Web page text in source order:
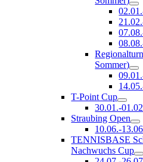
Sommer)
T-Point Cup
30.01.-
Straubing Open
10.06.-
TENNISBASE
Nachwuchs Cup